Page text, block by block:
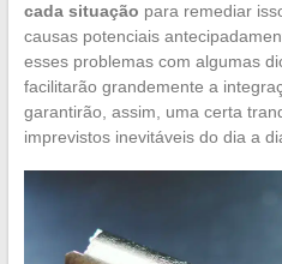
cada situação para remediar
causas potenciais
esses problemas com algumas
facilitarão grandemente a
garantirão, assim, uma certa
imprevistos inevitáveis do dia a